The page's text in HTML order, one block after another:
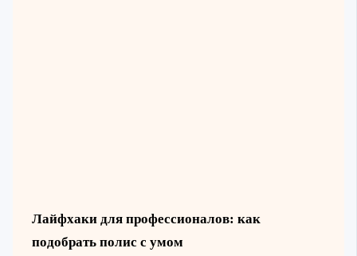
Лайфхаки для профессионалов: как
подобрать полис с умом